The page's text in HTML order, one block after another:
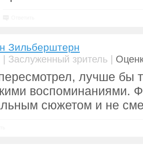
Зильберштерн
| Заслуженный зритель |
лучше бы
воспоминаниями.
сюжетом и не